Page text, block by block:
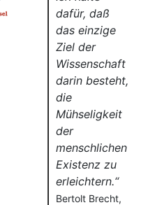
dafür, daß
das einzige
Ziel der
Wissenschaft
darin besteht,
die
Mühseligkeit
der
menschlichen
Existenz zu
erleichtern.“
Bertolt Brecht,